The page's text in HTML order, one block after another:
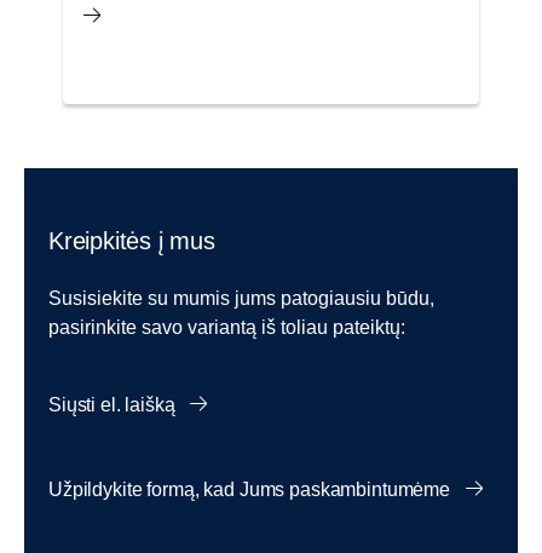
Kreipkitės į mus
Susisiekite su mumis jums patogiausiu būdu,
pasirinkite savo variantą iš toliau pateiktų:
Siųsti el. laišką
Užpildykite formą, kad Jums paskambintumėme